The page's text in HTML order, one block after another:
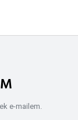
e-mailem.